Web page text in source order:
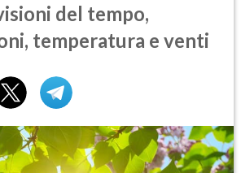
del tempo,
temperatura e venti